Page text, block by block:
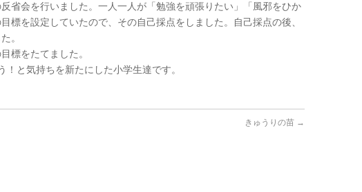
省会を行いました。一人一人が「勉強を頑張りたい」「風邪をひか
標を設定していたので、その自己採点をしました。自己採点の後、
。
標をたてました。
と気持ちを新たにした小学生達です。
きゅうりの苗 →